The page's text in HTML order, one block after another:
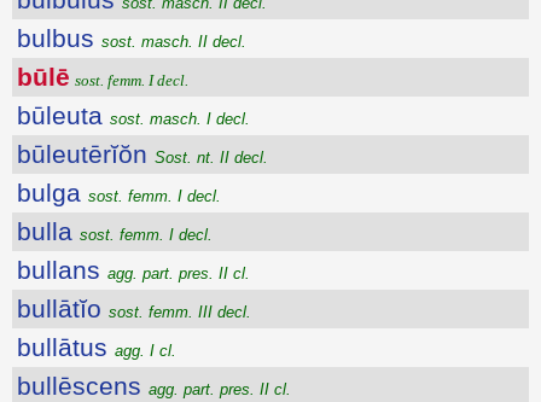
bulbus sost. masch. II decl.
būlē sost. femm. I decl.
būleuta sost. masch. I decl.
būleutērĭŏn Sost. nt. II decl.
bulga sost. femm. I decl.
bulla sost. femm. I decl.
bullans agg. part. pres. II cl.
bullātĭo sost. femm. III decl.
bullātus agg. I cl.
bullēscens agg. part. pres. II cl.